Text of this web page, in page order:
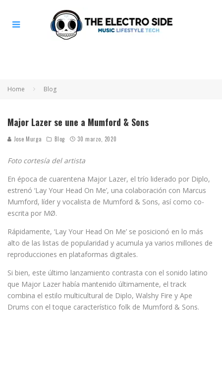
Home Blog
Major Lazer se une a Mumford & Sons
Jose Murga Blog 30 marzo, 2020
Foto cortesía del artista
En época de cuarentena Major Lazer, el trío liderado por Diplo,
estrenó ‘Lay Your Head On Me’, una colaboración con Marcus
Mumford, líder y vocalista de Mumford & Sons, así como co-
escrita por MØ.
Rápidamente, ‘Lay Your Head On Me’ se posicionó en lo más
alto de las listas de popularidad y acumula ya varios millones de
reproducciones en plataformas digitales.
Si bien, este último lanzamiento contrasta con el sonido latino
que Major Lazer había mantenido últimamente, el track
combina el estilo multicultural de Diplo, Walshy Fire y Ape
Drums con el toque característico folk de Mumford & Sons.